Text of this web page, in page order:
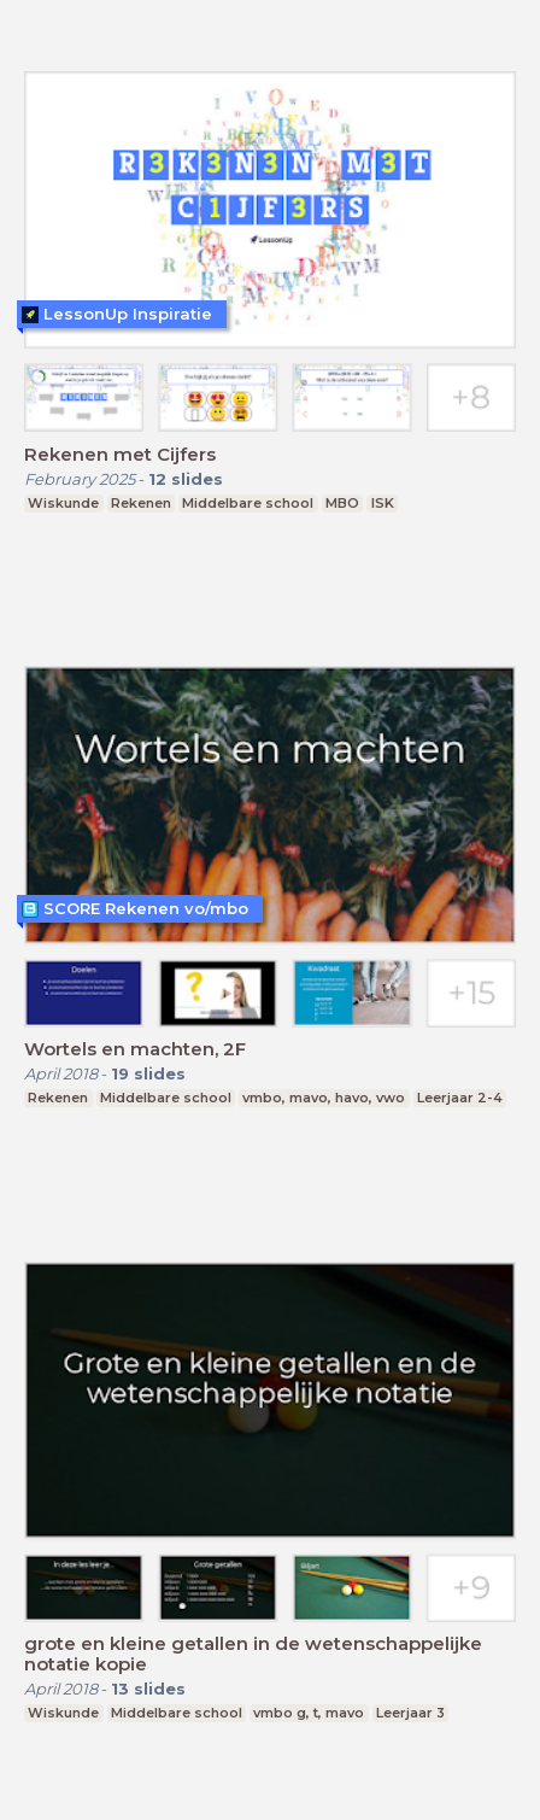
Rekenen met Cijfers
February 2025- 12 slides
Wiskunde Rekenen Middelbare school MBO ISK
LessonUp Inspiratie
Wortels en machten, 2F
April 2018- 19 slides
Rekenen Middelbare school vmbo, mavo, havo, vwo Leerjaar 2-4
SCORE Rekenen vo/mbo
grote en kleine getallen in de wetenschappelijke
notatie kopie
April 2018- 13 slides
Wiskunde Middelbare school vmbo g, t, mavo Leerjaar 3